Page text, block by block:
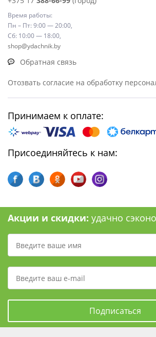
Время работы:
Пн – Пт: 9:00 — 20:00,
Сб: 10:00 — 18:00,
shop@ydachnik.by
Обратная связь
Отозвать согласие на обработку
Принимаем к оплате:
Присоединяйтесь к нам:
Акции и скидки: удачно
Подписаться